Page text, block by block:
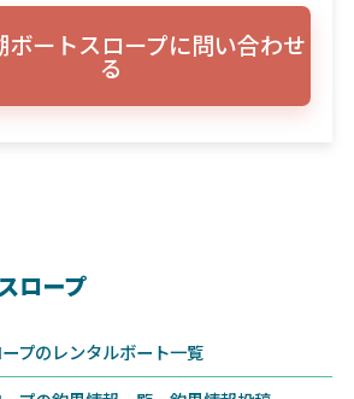
ボートスロープに問い合わせ
る
ロープ
プのレンタルボート一覧